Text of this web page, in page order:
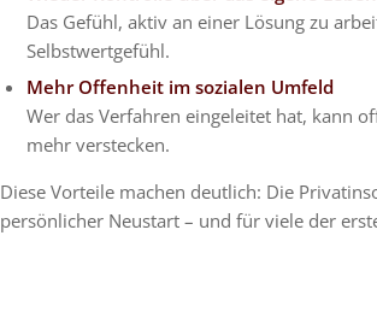
Das Gefühl, aktiv an einer Lösung zu
Selbstwertgefühl.
Mehr Offenheit im sozialen Umfeld
Wer das Verfahren eingeleitet hat, kann
mehr verstecken.
Diese Vorteile machen deutlich: Die
persönlicher Neustart – und für viele der